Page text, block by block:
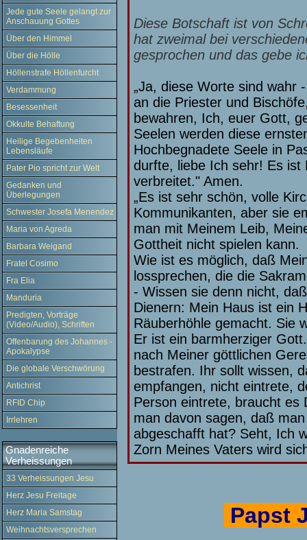
Jede gute Seele gelangt zur
Anschauung Gottes
Über den Himmel
Über die Hölle
Höllenstrafe Höllenfurcht
Verdammung
Besessenheit
Okkulte Behaftung
Heilige Begebenheiten
Lebensläufe
Pater Pio spricht zur Welt
Gedanken und
Überlegungen
Schwester Josefa Menendez
Maria von Agreda
Barbara Weigand
Fratel Cosimo
Fra Elia
Manduria
Predigten, Vorträge
(Video/Audio), Schriften
Offenbarung des Johannes -
Apokalypse
Die globale Verschwörung
Antichrist
RFID Chip
Irrlehren
Gnadenreiche
Verheissungen
33 Verheissungen Jesu
Herz Jesu Freitage
Herz Maria Samstag
Weihnachtsversprechen
Diese Botschaft ist von
hat zweimal bei
gesprochen und das gebe
„Ja, diese Worte sind wahr
an die Priester und
bewahren, Ich, euer Gott,
Seelen werden diese
Hochbegnadete Seele in
durfte, liebe Ich sehr! Es ist
verbreitet." Amen.
„Es ist sehr schön, volle
Kommunikanten, aber sie
man mit Meinem Leib,
Gottheit nicht spielen kann.
Wie ist es möglich, daß
lossprechen, die die
- Wissen sie denn nicht,
Dienern: Mein Haus ist ein
Räuberhöhle gemacht. Sie
Er ist ein barmherziger
nach Meiner göttlichen
bestrafen. Ihr sollt wissen,
empfangen, nicht eintrete,
Person eintrete, braucht es
man davon sagen, daß
abgeschafft hat? Seht, Ich
Zorn Meines Vaters wird
Papst